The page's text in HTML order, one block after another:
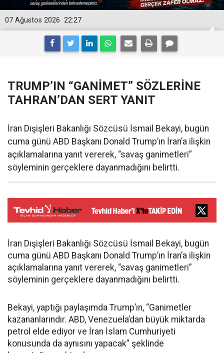
22:27
07 Ağustos 2026
TRUMP’IN “GANİMET” SÖZLERİNE
TAHRAN’DAN SERT YANIT
İran Dışişleri Bakanlığı Sözcüsü İsmail Bekayi, bugün
cuma günü ABD Başkanı Donald Trump’ın İran’a ilişkin
açıklamalarına yanıt vererek, “savaş ganimetleri”
söyleminin gerçeklere dayanmadığını belirtti.
İran Dışişleri Bakanlığı Sözcüsü İsmail Bekayi, bugün
cuma günü ABD Başkanı Donald Trump’ın İran’a ilişkin
açıklamalarına yanıt vererek, “savaş ganimetleri”
söyleminin gerçeklere dayanmadığını belirtti.
Bekayi, yaptığı paylaşımda Trump’ın, “Ganimetler
kazananlarındır. ABD, Venezuela’dan büyük miktarda
petrol elde ediyor ve İran İslam Cumhuriyeti
konusunda da aynısını yapacak” şeklinde